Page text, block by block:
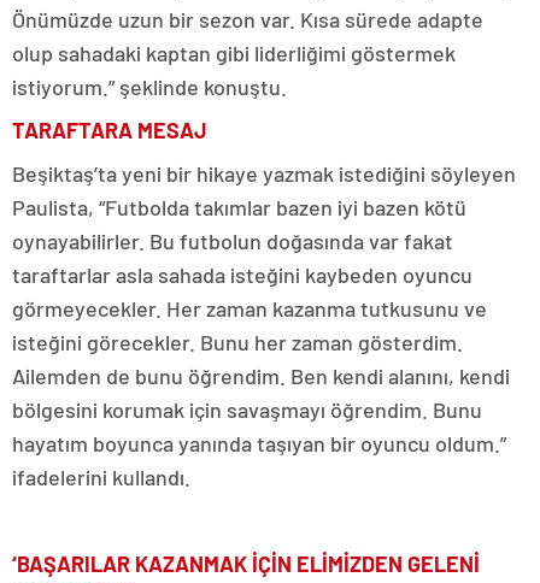
Önümüzde uzun bir sezon var. Kısa sürede adapte
olup sahadaki kaptan gibi liderliğimi göstermek
istiyorum.” şeklinde konuştu.
TARAFTARA MESAJ
Beşiktaş’ta yeni bir hikaye yazmak istediğini söyleyen
Paulista, “Futbolda takımlar bazen iyi bazen kötü
oynayabilirler. Bu futbolun doğasında var fakat
taraftarlar asla sahada isteğini kaybeden oyuncu
görmeyecekler. Her zaman kazanma tutkusunu ve
isteğini görecekler. Bunu her zaman gösterdim.
Ailemden de bunu öğrendim. Ben kendi alanını, kendi
bölgesini korumak için savaşmayı öğrendim. Bunu
hayatım boyunca yanında taşıyan bir oyuncu oldum.”
ifadelerini kullandı.
‘BAŞARILAR KAZANMAK İÇİN ELİMİZDEN GELENİ